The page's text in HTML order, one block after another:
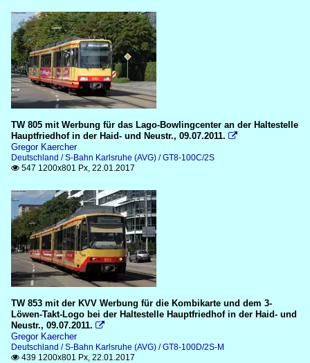
TW 805 mit Werbung für das Lago-Bowlingcenter an der Haltestelle
Hauptfriedhof in der Haid- und Neustr., 09.07.2011. 
Gregor Kaercher
Deutschland / S-Bahn Karlsruhe (AVG) / GT8-100C/2S
 547 1200x801 Px, 22.01.2017
TW 853 mit der KVV Werbung für die Kombikarte und dem 3-
Löwen-Takt-Logo bei der Haltestelle Hauptfriedhof in der Haid- und
Neustr., 09.07.2011. 
Gregor Kaercher
Deutschland / S-Bahn Karlsruhe (AVG) / GT8-100D/2S-M
 439 1200x801 Px, 22.01.2017